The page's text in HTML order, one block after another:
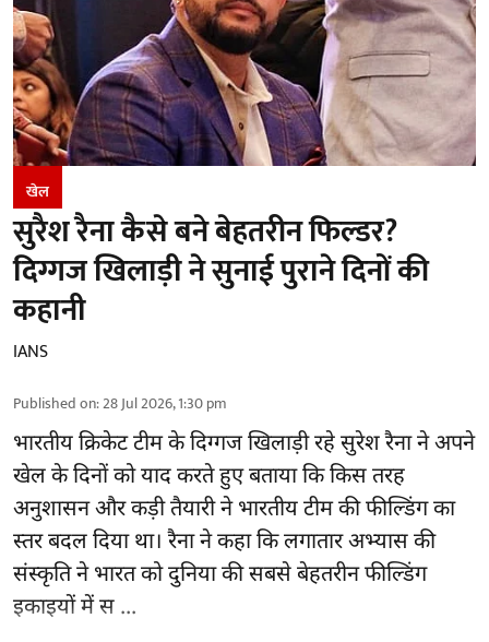
खेल
सुरैश रैना कैसे बने बेहतरीन फिल्डर?
दिग्गज खिलाड़ी ने सुनाई पुराने दिनों की
कहानी
IANS
Published on:28 Jul 2026, 1:30 pm
भारतीय क्रिकेट टीम के दिग्गज खिलाड़ी रहेसुरेश रैनाने अपने
खेल के दिनों को याद करते हुए बताया कि किस तरह
अनुशासन और कड़ी तैयारी ने भारतीय टीम की फील्डिंग का
स्तर बदल दिया था। रैना ने कहा कि लगातार अभ्यास की
संस्कृति ने भारत को दुनिया की सबसे बेहतरीन फील्डिंग
इकाइयों में स ...